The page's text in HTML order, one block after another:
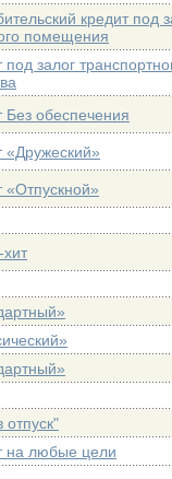
кредит под
помещения
под залог
Без обеспечения
«Дружеский»
«Отпускной»
отпуск"
на любые цели